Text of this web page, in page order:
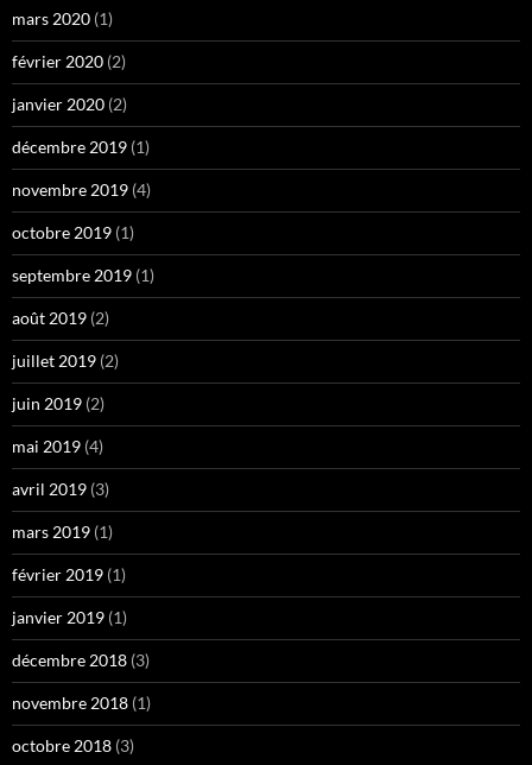
mars 2020 (1)
février 2020 (2)
janvier 2020 (2)
décembre 2019 (1)
novembre 2019 (4)
octobre 2019 (1)
septembre 2019 (1)
août 2019 (2)
juillet 2019 (2)
juin 2019 (2)
mai 2019 (4)
avril 2019 (3)
mars 2019 (1)
février 2019 (1)
janvier 2019 (1)
décembre 2018 (3)
novembre 2018 (1)
octobre 2018 (3)